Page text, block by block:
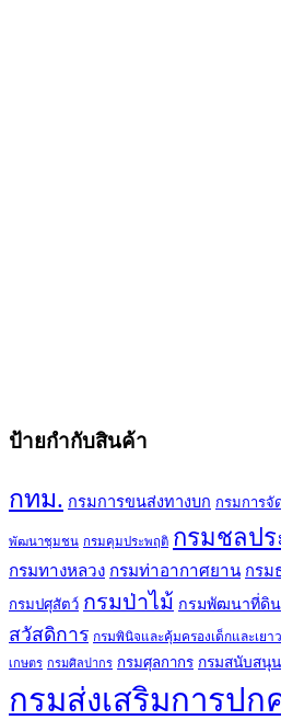
ป้ายกำกับสินค้า
กทม. กรมการขนส่งทางบก กรมการจั
พัฒนาชุมชน กรมคุมประพฤติ กรมชลป
กรมทางหลวง กรมท่าอากาศยาน กรม
กรมปศุสัตว์ กรมป่าไม้ กรมพัฒนาที่ดิน
สวัสดิการ กรมพินิจและคุ้มครองเด็กและเยา
เกษตร กรมศิลปากร กรมศุลกากร กรมสนับสนุ
กรมส่งเสริมการปก